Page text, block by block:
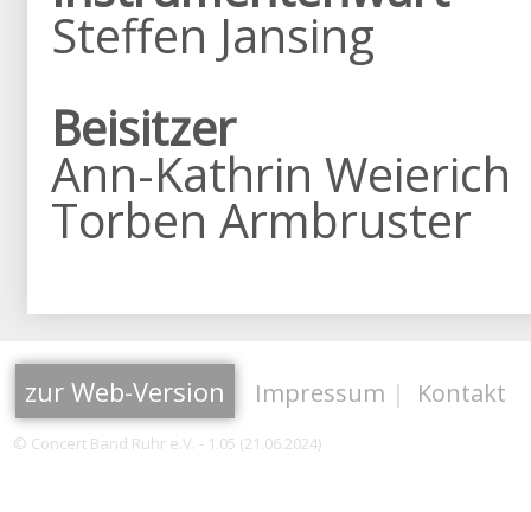
Steffen Jansing
Beisitzer
Ann-Kathrin Weierich
Torben Armbruster
zur Web-Version Impressum | Kontakt
© Concert Band Ruhr e.V. - 1.05 (21.06.2024)